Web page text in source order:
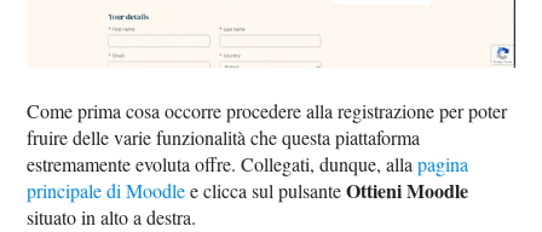
Come prima cosa occorre procedere alla registrazione per poter
fruire delle varie funzionalità che questa piattaforma
estremamente evoluta offre. Collegati, dunque, allapagina
principale di Moodlee clicca sul pulsanteOttieni Moodle
situato in alto a destra.